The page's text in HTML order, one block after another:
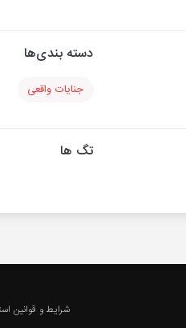
دسته بندی‌ها
جنایات واقعی
تگ ها
شرایط و قوانین